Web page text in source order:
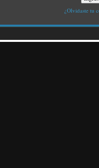
¿Olvidaste tu